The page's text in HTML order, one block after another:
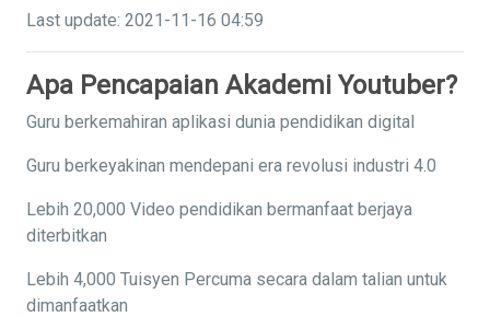
Last update: 2021-11-16 04:59
Apa Pencapaian Akademi Youtuber?
Guru berkemahiran aplikasi dunia pendidikan digital
Guru berkeyakinan mendepani era revolusi industri 4.0
Lebih 20,000 Video pendidikan bermanfaat berjaya
diterbitkan
Lebih 4,000 Tuisyen Percuma secara dalam talian untuk
dimanfaatkan